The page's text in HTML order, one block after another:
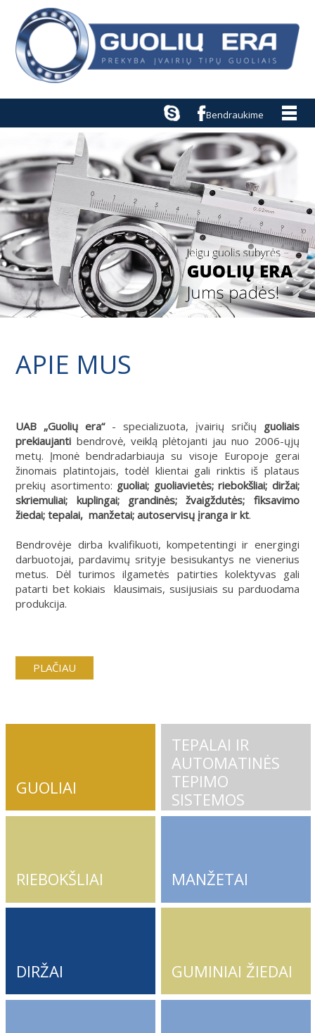
Bendraukime
APIE MUS
UAB „Guolių era“ - specializuota, įvairių sričių guoliais
prekiaujanti bendrovė, veiklą plėtojanti jau nuo 2006-ųjų
metų. Įmonė bendradarbiauja su visoje Europoje gerai
žinomais platintojais, todėl klientai gali rinktis iš plataus
prekių asortimento: guoliai; guoliavietės; riebokšliai; diržai;
skriemuliai; kuplingai; grandinės; žvaigždutės; fiksavimo
žiedai; tepalai, manžetai; autoservisų įranga ir kt.
Bendrovėje dirba kvalifikuoti, kompetentingi ir energingi
darbuotojai, pardavimų srityje besisukantys ne vienerius
metus. Dėl turimos ilgametės patirties kolektyvas gali
patarti bet kokiais klausimais, susijusiais su parduodama
produkcija.
PLAČIAU
GUOLIAI
TEPALAI IR
AUTOMATINĖS
TEPIMO
SISTEMOS
RIEBOKŠLIAI MANŽETAI
DIRŽAI GUMINIAI ŽIEDAI